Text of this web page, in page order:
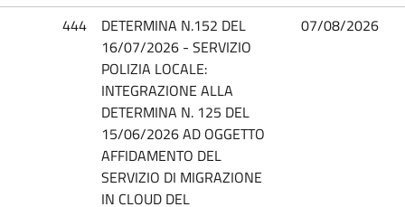
444
DETERMINA N.152 DEL
16/07/2026 - SERVIZIO
POLIZIA LOCALE:
INTEGRAZIONE ALLA
DETERMINA N. 125 DEL
15/06/2026 AD OGGETTO
AFFIDAMENTO DEL
SERVIZIO DI MIGRAZIONE
IN CLOUD DEL
07/08/2026